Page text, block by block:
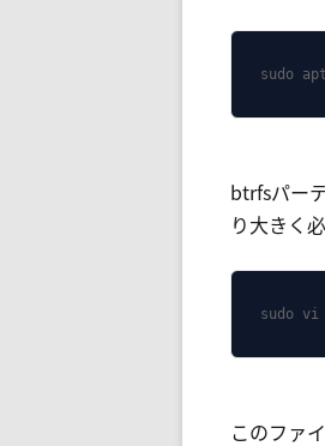
sudo
btrfsパー
り大きく
sudo
このファ